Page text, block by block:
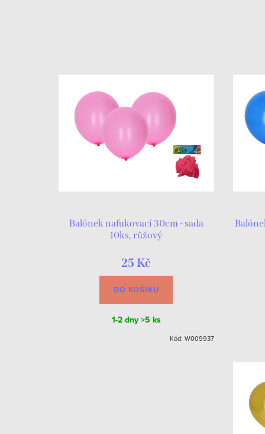
Balónek nafukovací 30cm - sada
10ks, růžový
25 Kč
DO KOŠÍKU
1-2 dny >5 ks
Kód: W009937